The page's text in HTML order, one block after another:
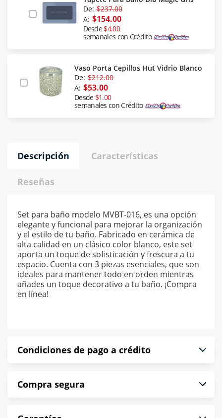
De: $237.00
A: $154.00
Desde$4.00
semanales con Crédito
Vaso Porta Cepillos Hut Vidrio Blanco
De: $212.00
A: $53.00
Desde $1.00
semanales con Crédito
Descripción Características
Reseñas
Set para baño modelo MVBT-016, es una opción
elegante y funcional para mejorar la organización
y el estilo de tu baño. Fabricado en cerámica de
alta calidad en un clásico color blanco, este set
aporta un toque de sofisticación y frescura a tu
espacio. Cuenta con 3 piezas esenciales, que son
ideales para mantener todo en orden mientras
añades un toque decorativo a tu baño. ¡Compra
en línea!
Condiciones de pago a crédito
puntualmente. Al finalizar tu compra generas el
*Sujeto a aprobación de crédito conforme a
Compra segura